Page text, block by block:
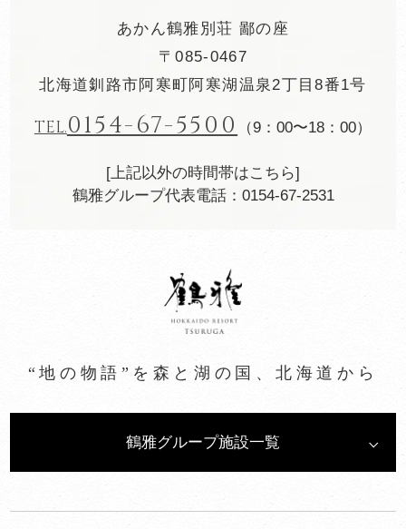
あかん鶴雅別荘 鄙の座
〒085-0467
北海道釧路市阿寒町阿寒湖温泉2丁目8番1号
TEL.0154-67-5500 （9：00〜18：00）
[上記以外の時間帯はこちら]
鶴雅グループ代表電話：0154-67-2531
“地の物語”を森と湖の国、北海道から
鶴雅グループ施設一覧